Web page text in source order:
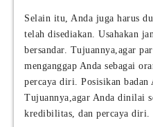
Selain itu, Anda juga harus
telah disediakan. Usahakan
bersandar. Tujuannya,agar
menganggap Anda sebagai
percaya diri. Posisikan
Tujuannya,agar Anda dinilai
kredibilitas, dan percaya diri.